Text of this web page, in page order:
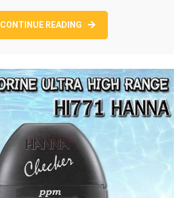
CONTINUE READING